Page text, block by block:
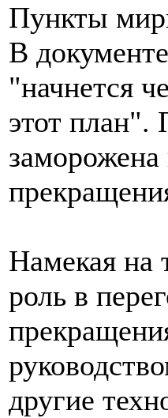
Пункты
В
"начнется
этот план".
заморожена
Намекая
роль в
другие